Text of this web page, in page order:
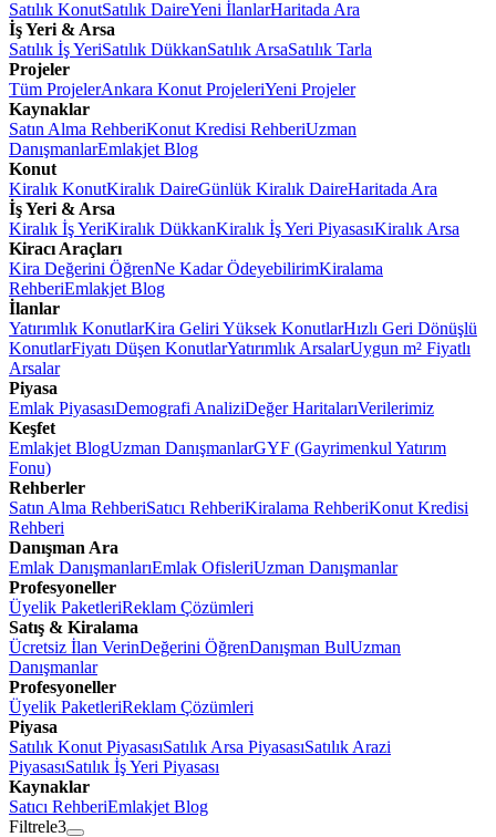
Satılık KonutSatılık DaireYeni İlanlarHaritada Ara
İş Yeri & Arsa
Satılık İş YeriSatılık DükkanSatılık ArsaSatılık Tarla
Projeler
Tüm ProjelerAnkara Konut ProjeleriYeni Projeler
Kaynaklar
Satın Alma RehberiKonut Kredisi RehberiUzman
DanışmanlarEmlakjet Blog
Konut
Kiralık KonutKiralık DaireGünlük Kiralık DaireHaritada Ara
İş Yeri & Arsa
Kiralık İş YeriKiralık DükkanKiralık İş Yeri PiyasasıKiralık Arsa
Kiracı Araçları
Kira Değerini ÖğrenNe Kadar ÖdeyebilirimKiralama
RehberiEmlakjet Blog
İlanlar
Yatırımlık KonutlarKira Geliri Yüksek KonutlarHızlı Geri Dönüşlü
KonutlarFiyatı Düşen KonutlarYatırımlık ArsalarUygun m² Fiyatlı
Arsalar
Piyasa
Emlak PiyasasıDemografi AnaliziDeğer HaritalarıVerilerimiz
Keşfet
Emlakjet BlogUzman DanışmanlarGYF (Gayrimenkul Yatırım
Fonu)
Rehberler
Satın Alma RehberiSatıcı RehberiKiralama RehberiKonut Kredisi
Rehberi
Danışman Ara
Emlak DanışmanlarıEmlak OfisleriUzman Danışmanlar
Profesyoneller
Üyelik PaketleriReklam Çözümleri
Satış & Kiralama
Ücretsiz İlan VerinDeğerini ÖğrenDanışman BulUzman
Danışmanlar
Profesyoneller
Üyelik PaketleriReklam Çözümleri
Piyasa
Satılık Konut PiyasasıSatılık Arsa PiyasasıSatılık Arazi
PiyasasıSatılık İş Yeri Piyasası
Kaynaklar
Satıcı RehberiEmlakjet Blog
Filtrele3